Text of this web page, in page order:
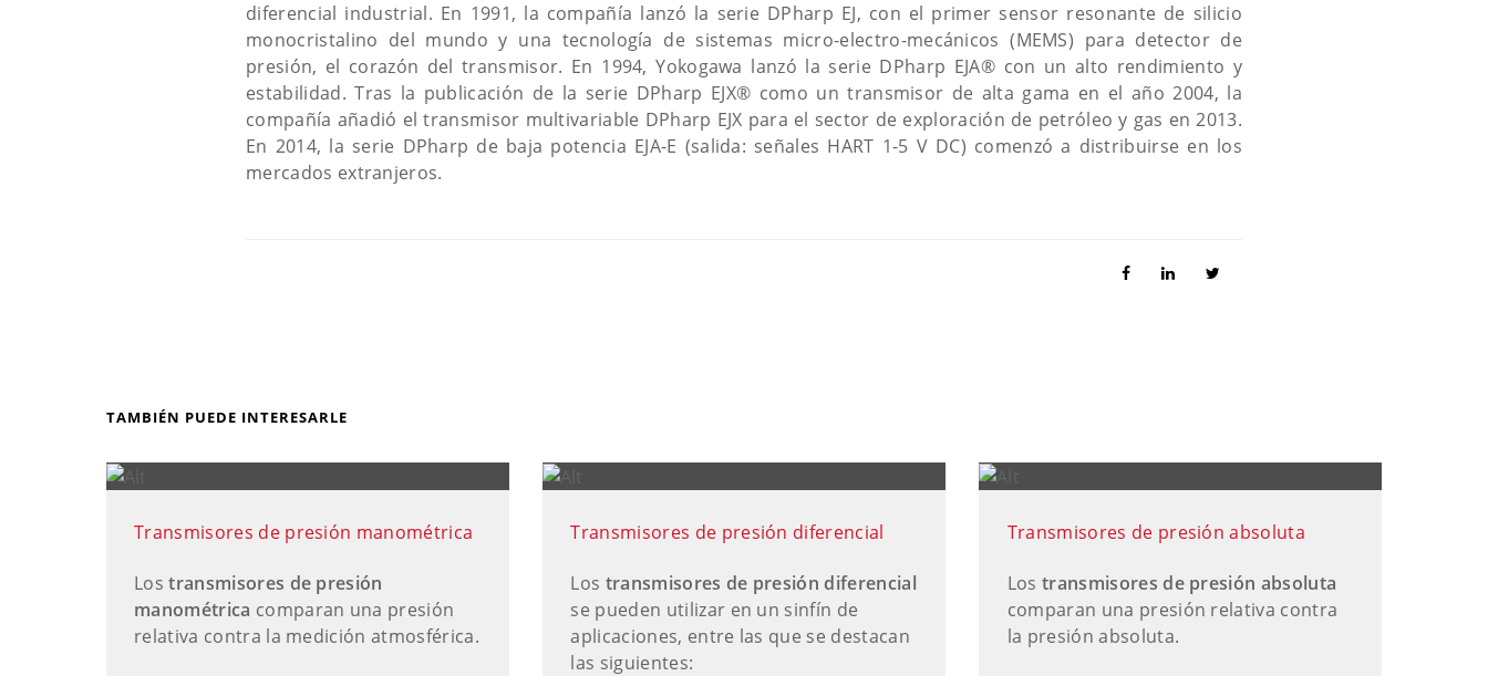
diferencial industrial. En 1991, la compañía lanzó la serie DPharp EJ, con el primer sensor resonante de silicio
monocristalino del mundo y una tecnología de sistemas micro-electro-mecánicos (MEMS) para detector de
presión, el corazón del transmisor. En 1994, Yokogawa lanzó la serie DPharp EJA® con un alto rendimiento y
estabilidad. Tras la publicación de la serie DPharp EJX® como un transmisor de alta gama en el año 2004, la
compañía añadió el transmisor multivariable DPharp EJX para el sector de exploración de petróleo y gas en 2013.
En 2014, la serie DPharp de baja potencia EJA-E (salida: señales HART 1-5 V DC) comenzó a distribuirse en los
mercados extranjeros.
TAMBIÉN PUEDE INTERESARLE
Transmisores de presión manométrica
Lostransmisores de presión
manométrica comparan una presión
relativa contra la medición atmosférica.
Transmisores de presión diferencial
Los transmisores de presión diferencial
se pueden utilizar en un sinfín de
aplicaciones, entre las que se destacan
las siguientes:
Transmisores de presión absoluta
Lostransmisores de presión absoluta
comparan una presión relativa contra
la presión absoluta.